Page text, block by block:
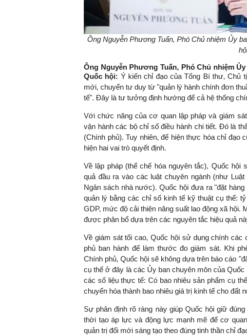
Ông Nguyễn Phương Tuấn, Phó Chủ nhiệm Ủy
Ông Nguyễn Phương Tuấn, Phó Chủ nhiệm
Quốc hội: Ý kiến chỉ đạo của Tổng Bí thư, Chủ
mới, chuyển tư duy từ "quản lý hành chính đơn
tế". Đây là tư tưởng định hướng để cả hệ thống
Với chức năng của cơ quan lập pháp và giám
vận hành các bộ chỉ số điều hành chi tiết. Đó là
(Chính phủ). Tuy nhiên, để hiện thực hóa chỉ
hiện hai vai trò quyết định.
Về lập pháp (thể chế hóa nguyên tắc), Quốc hội
quả đầu ra vào các luật chuyên ngành (như
Ngân sách nhà nước). Quốc hội đưa ra "đặt
quản lý bằng các chỉ số kinh tế kỹ thuật cụ thể:
GDP, mức độ cải thiện năng suất lao động xã
được phân bổ dựa trên các nguyên tắc hiệu quả
Về giám sát tối cao, Quốc hội sử dụng chính
phủ ban hành để làm thước đo giám sát. Khi
Chính phủ, Quốc hội sẽ không dựa trên báo cáo
cụ thể ở đây là các Ủy ban chuyên môn của
các số liệu thực tế: Có bao nhiêu sản phẩm cụ
chuyển hóa thành bao nhiêu giá trị kinh tế cho đất
Sự phân định rõ ràng này giúp Quốc hội giữ
thời tạo áp lực và động lực mạnh mẽ để cơ
quản trị đổi mới sáng tạo theo đúng tinh thần chỉ